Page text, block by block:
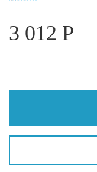
из 5
3 012 Р